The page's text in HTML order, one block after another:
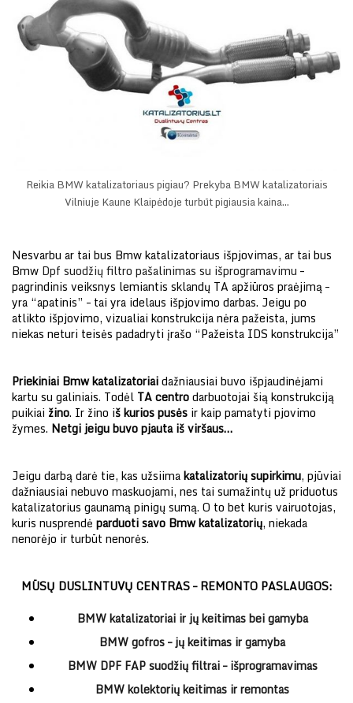
Reikia BMW katalizatoriaus pigiau? Prekyba BMW katalizatoriais
Vilniuje Kaune Klaipėdoje turbūt pigiausia kaina…
Nesvarbu ar tai bus Bmw katalizatoriaus išpjovimas, ar tai bus
Bmw Dpf suodžių filtro pašalinimas su išprogramavimu –
pagrindinis veiksnys lemiantis sklandų TA apžiūros praėjimą –
yra “apatinis” – tai yra idelaus išpjovimo darbas. Jeigu po
atlikto išpjovimo, vizualiai konstrukcija nėra pažeista, jums
niekas neturi teisės padadryti įrašo “Pažeista IDS konstrukcija”
Priekiniai Bmw katalizatoriaidažniausiai buvo išpjaudinėjami
kartu su galiniais. Todėl TA centrodarbuotojai šią konstrukciją
puikiai žino. Ir žino iš kurios pusės ir kaip pamatyti pjovimo
žymes. Netgi jeigu buvo pjauta iš viršaus…
Jeigu darbą darė tie, kas užsiimakatalizatorių supirkimu, pjūviai
dažniausiai nebuvo maskuojami, nes tai sumažintų už priduotus
katalizatorius gaunamą pinigų sumą. O to bet kuris vairuotojas,
kuris nusprendė parduoti savo Bmw katalizatorių, niekada
nenorėjo ir turbūt nenorės.
MŪSŲ DUSLINTUVŲ CENTRAS – REMONTO PASLAUGOS:
BMW katalizatoriai ir jų keitimas bei gamyba
BMW gofros – jų keitimas ir gamyba
BMW DPF FAP suodžių filtrai – išprogramavimas
BMW kolektorių keitimas ir remontas